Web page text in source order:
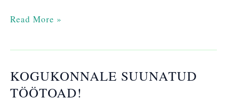
Read More »
KOGUKONNALE SUUNATUD
TÖÖTOAD!
Kogukonnale
suunatud